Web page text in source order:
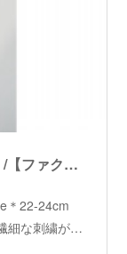
【fakui】flower see through socks /【ファクイ】フラワーシースルーソックス
＊22-24cm
細な刺繍が…